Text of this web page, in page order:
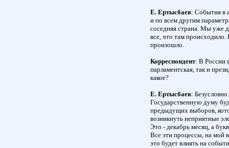
Е. Ертысбаев: События в
и по всем другим
соседняя страна. Мы уже
все, что там происходило.
произошло.
Корреспондент: В России
парламентская, так и
какое?
Е. Ертысбаев:
Государственную думу
предыдущих выборов,
возникнуть неприятные
Это - декабрь месяц, а
Все эти процессы, на мой
это будет влиять на